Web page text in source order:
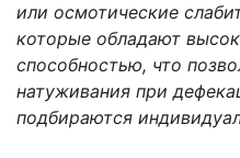
или осмотические
которые обладают
способностью, что
натуживания при
подбираются